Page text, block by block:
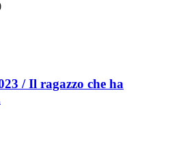
/ Il ragazzo che ha